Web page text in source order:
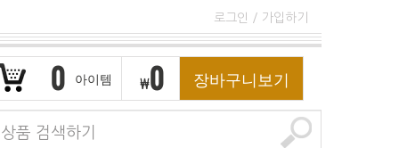
로그인 / 가입하기
0 아이템 ₩0 장바구니보기